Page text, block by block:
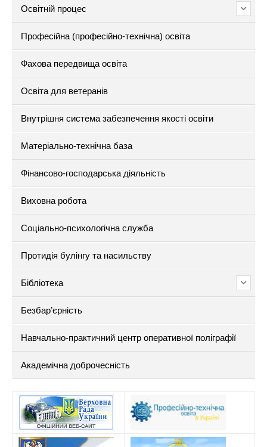
Освітній процес
Професійна (професійно-технічна) освіта
Фахова передвища освіта
Освіта для ветеранів
Внутрішня система забезпечення якості освіти
Матеріально-технічна база
Фінансово-господарська діяльність
Виховна робота
Соціально-психологічна служба
Протидія булінгу та насильству
Бібліотека
Безбар’єрність
Навчально-практичний центр оперативної поліграфії
Академічна доброчесність